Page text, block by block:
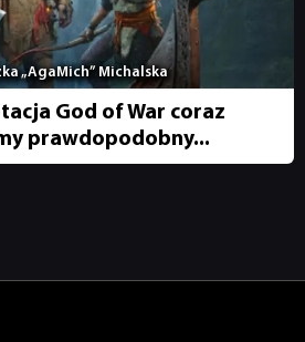
„AgaMich” Michalska
God of War coraz
prawdopodobny...